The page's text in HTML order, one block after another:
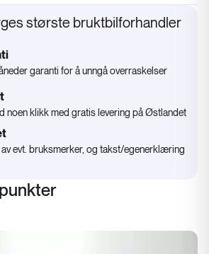
største bruktbilforhandler
garanti for å unngå overraskelser
noen klikk med gratis levering på Østlandet
evt. bruksmerker, og takst/egenerklæring